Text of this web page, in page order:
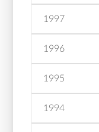
1997
1996
1995
1994